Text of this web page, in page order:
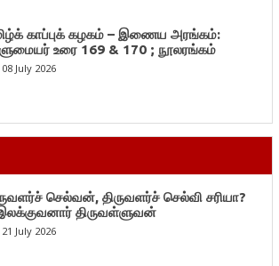
காப்புக் கழகம் – இணைய அரங்கம்:
உரை 169 & 170 ; நூலரங்கம்
08 July 2026
செல்வன், திருவளர்ச் செல்வி சரியா?
திருவள்ளுவன்
21 July 2026